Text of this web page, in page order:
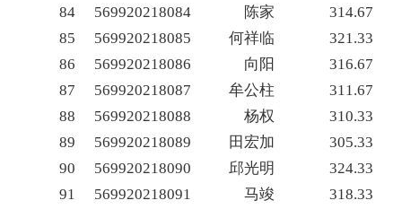
84
569920218084 陈家
314.67
85
569920218085 何祥临
321.33
86
569920218086 向阳
316.67
87
569920218087 牟公柱
311.67
88
569920218088 杨权
310.33
89
569920218089 田宏加
305.33
90
569920218090 邱光明
324.33
91
569920218091 马竣 318.33